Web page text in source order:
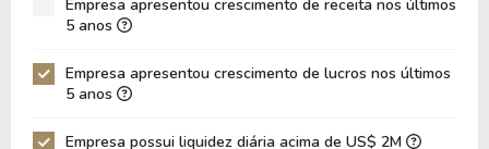
CAGR Receitas 5 anos
CAGR Lucros 5 anos
11,64% 11,64%
Empresa apresentou crescimento de receita nos últimos
5 anos
Empresa apresentou crescimento de lucros nos últimos
5 anos
Empresa possui liquidez diária acima de US$ 2M